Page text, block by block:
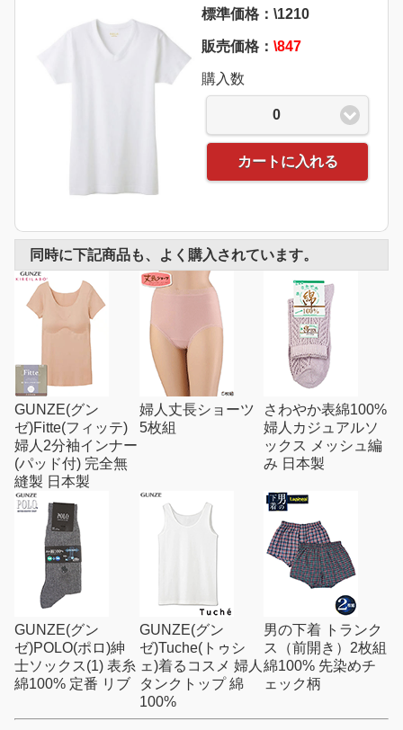
標準価格：\1210
販売価格： \847
購入数
0
カートに入れる
同時に下記商品も、よく購入されています。
GUNZE(グン
ゼ)Fitte(フィッテ)
婦人2分袖インナー
(パッド付) 完全無
縫製 日本製
婦人丈長ショーツ
5枚組
さわやか表綿100%
婦人カジュアルソ
ックス メッシュ編
み 日本製
GUNZE(グン
ゼ)POLO(ポロ)紳
士ソックス(1) 表糸
綿100% 定番 リブ
GUNZE(グン
ゼ)Tuche(トゥシ
ェ)着るコスメ 婦人
タンクトップ 綿
100%
男の下着 トランク
ス（前開き）2枚組
綿100% 先染めチ
ェック柄